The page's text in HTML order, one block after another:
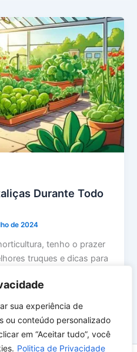
sua experiência de
ou conteúdo personalizado
em “Aceitar tudo”, você
Politica de Privacidade
Durante Todo
de 2024
tenho o prazer
truques e dicas para